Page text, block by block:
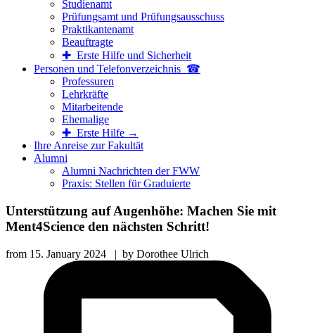
Studienamt
Prüfungsamt und Prüfungsausschuss
Praktikantenamt
Beauftragte
✚ Erste Hilfe und Sicherheit
Personen und Telefon­verzeichnis ☎
Professuren
Lehrkräfte
Mitarbeitende
Ehemalige
✚ Erste Hilfe →
Ihre Anreise zur Fakultät
Alumni
Alumni Nachrichten der FWW
Praxis: Stellen für Graduierte
Unterstützung auf Augenhöhe: Machen Sie mit
Ment4Science den nächsten Schritt!
from 15. January 2024 | by Dorothee Ulrich